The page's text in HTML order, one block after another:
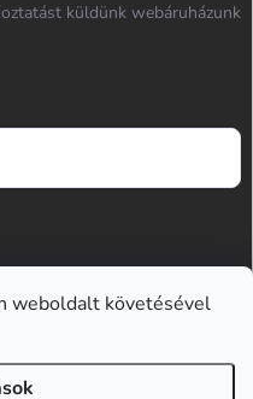
weboldalt követésével
küldünk webáruházunk
Lunesto.cz